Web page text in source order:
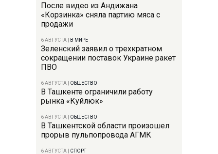
После видео из Андижана
«Корзинка» сняла партию мяса с
продажи
6 АВГУСТА В МИРЕ
Зеленский заявил о трехкратном
сокращении поставок Украине ракет
ПВО
6 АВГУСТА ОБЩЕСТВО
В Ташкенте ограничили работу
рынка «Куйлюк»
6 АВГУСТА ОБЩЕСТВО
В Ташкентской области произошел
прорыв пульпопровода АГМК
6 АВГУСТА СПОРТ